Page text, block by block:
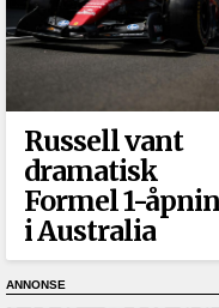
Russell vant
dramatisk
Formel 1-
i Australia